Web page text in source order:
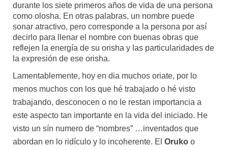
durante los siete primeros años de vida de una persona
como olosha. En otras palabras, un nombre puede
sonar atractivo, pero corresponde a la persona por así
decirlo para llenar el nombre con buenas obras que
reflejen la energía de su orisha y las particularidades de
la expresión de ese orisha.
Lamentablemente, hoy en dia muchos oriate, por lo
menos muchos con los que hé trabajado o hé visto
trabajando, desconocen o no le restan importancia a
este aspecto tan importante en la vida del iniciado. He
visto un sín numero de “nombres” …inventados que
abordan en lo ridículo y lo incoherente. El Oruko o